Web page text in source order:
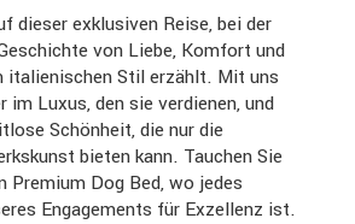
dieser exklusiven Reise, bei der
von Liebe, Komfort und
italienischen Stil erzählt. Mit uns
im Luxus, den sie verdienen, und
Schönheit, die nur die
bieten kann. Tauchen Sie
Premium Dog Bed, wo jedes
Engagements für Exzellenz ist.